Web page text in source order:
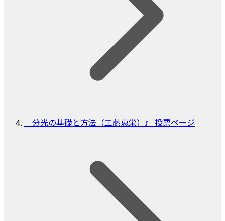
『分光の基礎と方法（工藤恵栄）』 投票ページ